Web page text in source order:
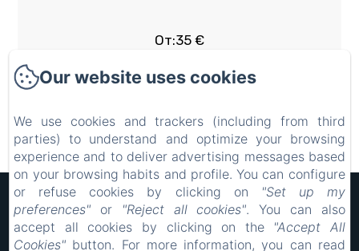
От:35 €
БРОНИРОВАНИЕ
Hôtel Rocade
Правовая информация
18 IMPASSE LAVOISIER, PAMIERS, 09100, Франция
Our website uses cookies
We use cookies and trackers (including from third
parties) to understand and optimize your browsing
experience and to deliver advertising messages based
on your browsing habits and profile. You can configure
or refuse cookies by clicking on
"Set up my
preferences" or "Reject all cookies". You can also
accept all cookies by clicking on the "Accept All
Cookies" button. For more information, you can read